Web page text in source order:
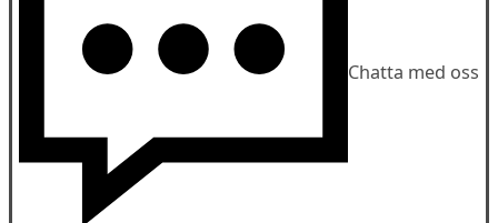
Chatta med oss